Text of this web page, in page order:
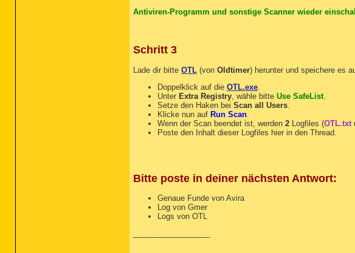
Antiviren-Programm und sonstige Scanner wieder
Schritt 3
Lade dir bitte OTL (von Oldtimer) herunter und speichere es
Doppelklick auf die OTL.exe
Unter Extra Registry , wähle bitte Use SafeList.
Setze den Haken bei Scan all Users
Klicke nun auf Run Scan
Wenn der Scan beendet ist, werden 2 Logfiles (OTL.txt
Poste den Inhalt dieser Logfiles hier in den Thread.
Bitte poste in deiner nächsten Antwort:
Genaue Funde von Avira
Log von Gmer
Logs von OTL